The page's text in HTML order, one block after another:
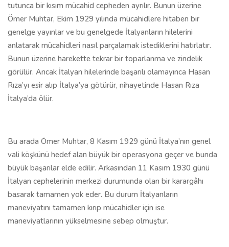
tutunca bir kısım mücahid cepheden ayrılır. Bunun üzerine
Ömer Muhtar, Ekim 1929 yılında mücahidlere hitaben bir
genelge yayınlar ve bu genelgede İtalyanların hilelerini
anlatarak mücahidleri nasıl parçalamak istediklerini hatırlatır.
Bunun üzerine harekette tekrar bir toparlanma ve zindelik
görülür. Ancak İtalyan hilelerinde başarılı olamayınca Hasan
Rıza’yı esir alıp İtalya’ya götürür, nihayetinde Hasan Rıza
İtalya’da ölür.
Bu arada Ömer Muhtar, 8 Kasım 1929 günü İtalya’nın genel
vali köşkünü hedef alan büyük bir operasyona geçer ve bunda
büyük başarılar elde edilir. Arkasından 11 Kasım 1930 günü
İtalyan cephelerinin merkezi durumunda olan bir karargâhı
basarak tamamen yok eder. Bu durum İtalyanların
maneviyatını tamamen kırıp mücahidler için ise
maneviyatlarının yükselmesine sebep olmuştur.